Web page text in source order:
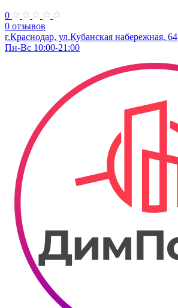
0
0 отзывов
г.Краснодар, ул.Кубанская набережная, 64
Пн-Вс 10:00-21:00